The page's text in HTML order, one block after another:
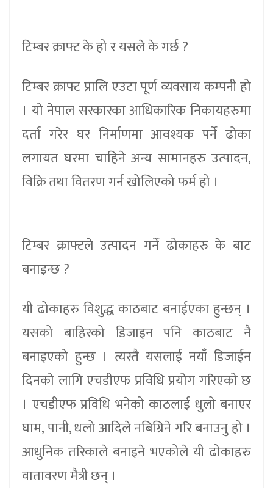
टिम्बर क्राफ्ट के हो र यसले के गर्छ ?
टिम्बर क्राफ्ट प्रालि एउटा पूर्ण व्यवसाय कम्पनी हो
। यो नेपाल सरकारका आधिकारिक निकायहरुमा
दर्ता गरेर घर निर्माणमा आवश्यक पर्ने ढोका
लगायत घरमा चाहिने अन्य सामानहरु उत्पादन,
विक्रि तथा वितरण गर्न खोलिएको फर्म हो ।
टिम्बर क्राफ्टले उत्पादन गर्ने ढोकाहरु के बाट
बनाइन्छ ?
यी ढोकाहरु विशुद्ध काठबाट बनाईएका हुन्छन् ।
यसको बाहिरको डिजाइन पनि काठबाट नै
बनाइएको हुन्छ । त्यस्तै यसलाई नयाँ डिजाईन
दिनको लागि एचडीएफ प्रविधि प्रयोग गरिएको छ
। एचडीएफ प्रविधि भनेको काठलाई धुलो बनाएर
घाम, पानी, धलो आदिले नबिग्रिने गरि बनाउनु हो ।
आधुनिक तरिकाले बनाइने भएकोले यी ढोकाहरु
वातावरण मैत्री छन् ।